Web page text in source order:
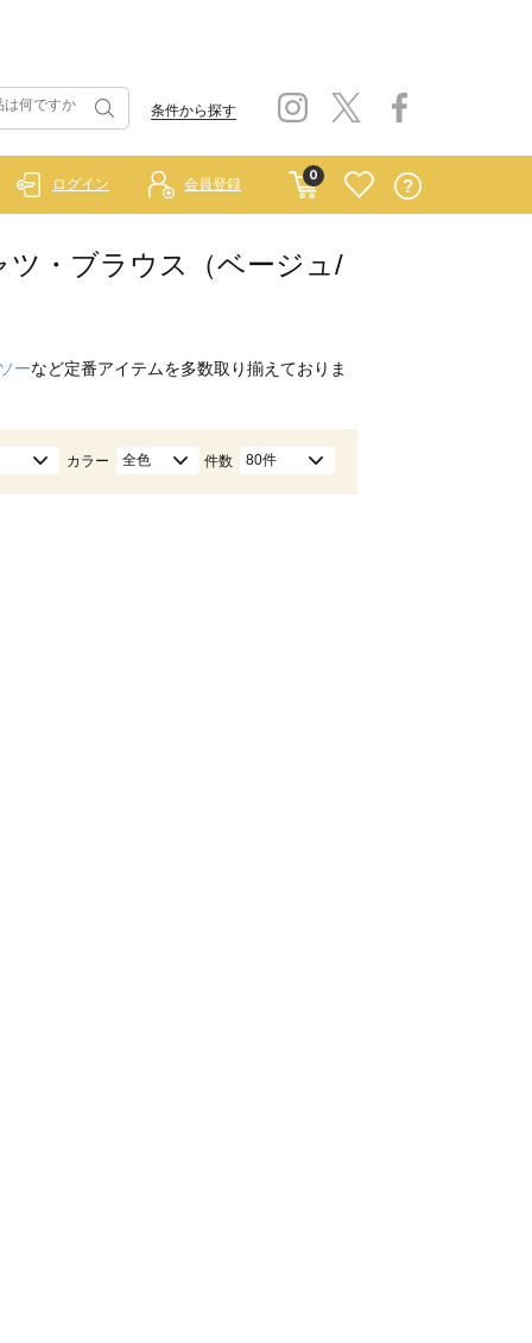
条件から探す
0
ログイン 会員登録
ツ・ブラウス（ベージュ/
ーなど定番アイテムを多数取り揃えておりま
カラー 全色 件数 80件